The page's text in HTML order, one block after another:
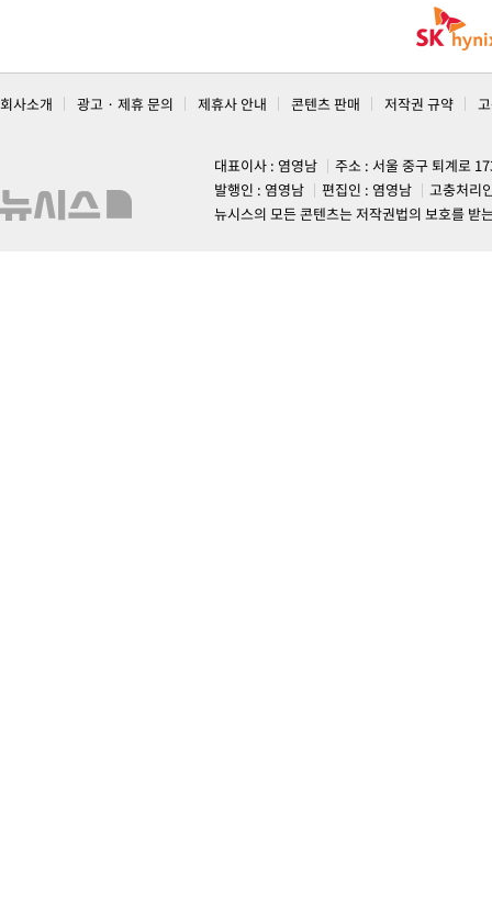
회사소개 광고 · 제휴 문의 제휴사 안내 콘텐츠 판매 저작권 규약
대표이사 : 염영남
주소 : 서울 중구 퇴계로
발행인 : 염영남
편집인 : 염영남
고충처리
뉴시스의 모든 콘텐츠는 저작권법의 보호를